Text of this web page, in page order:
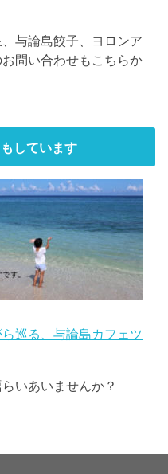
与論島餃子、ヨロンア
問い合わせもこちらか
しています
巡る、与論島カフェツ
いあいませんか？